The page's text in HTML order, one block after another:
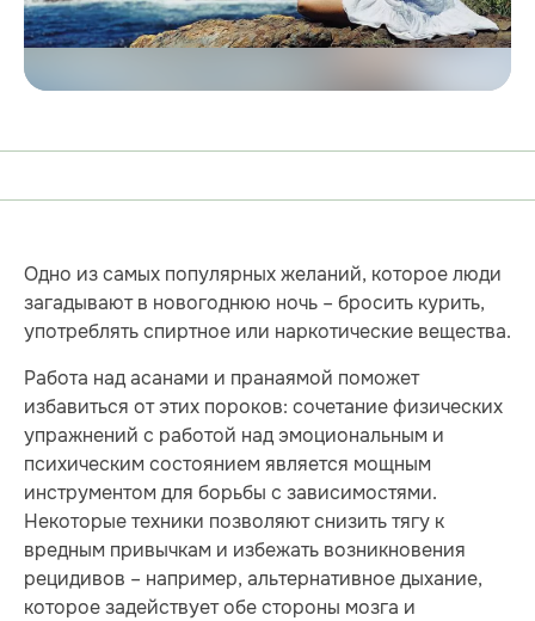
Одно из самых популярных желаний, которое люди
загадывают в новогоднюю ночь – бросить курить,
употреблять спиртное или наркотические вещества.
Работа над асанами и пранаямой поможет
избавиться от этих пороков: сочетание физических
упражнений с работой над эмоциональным и
психическим состоянием является мощным
инструментом для борьбы с зависимостями.
Некоторые техники позволяют снизить тягу к
вредным привычкам и избежать возникновения
рецидивов – например, альтернативное дыхание,
которое задействует обе стороны мозга и